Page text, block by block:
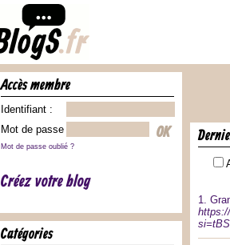
accès membre
Identifiant :
Mot de passe :
Mot de passe oublié ?
Créez votre blog
catégories
1.